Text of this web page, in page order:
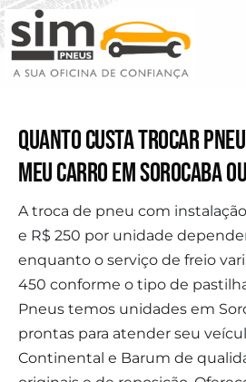
Skip
to
content
Quanto custa trocar
meu carro em Sorocaba
A troca de pneu com
e R$ 250 por unidade
enquanto o serviço de freio
450 conforme o tipo de
Pneus temos unidades em
prontas para atender seu
Continental e Barum de